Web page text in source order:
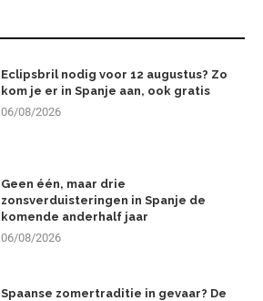
Eclipsbril nodig voor 12 augustus? Zo
kom je er in Spanje aan, ook gratis
06/08/2026
Geen één, maar drie
zonsverduisteringen in Spanje de
komende anderhalf jaar
06/08/2026
Spaanse zomertraditie in gevaar? De